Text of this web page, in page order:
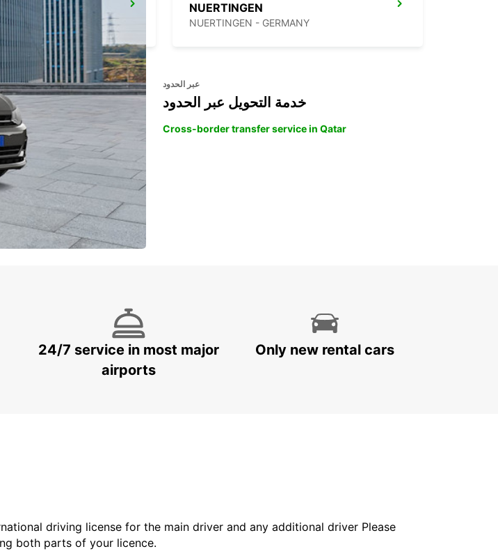
NUERTINGEN
NUERTINGEN - GERMANY
عبر الحدود
خدمة التحويل عبر الحدود
Cross-border transfer service in Qatar
24/7 service in most major
airports
Only new rental cars
driving license for the main driver and any additional driver Please
both parts of your licence.